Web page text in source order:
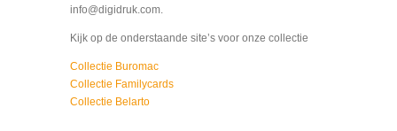
info@digidruk.com.
Kijk op de onderstaande site’s voor onze collectie
Collectie Buromac
Collectie Familycards
Collectie Belarto